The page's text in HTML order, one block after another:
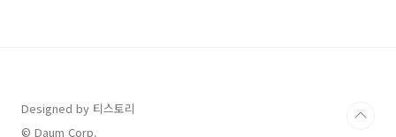
Designed by 티스토리
© Daum Corp.